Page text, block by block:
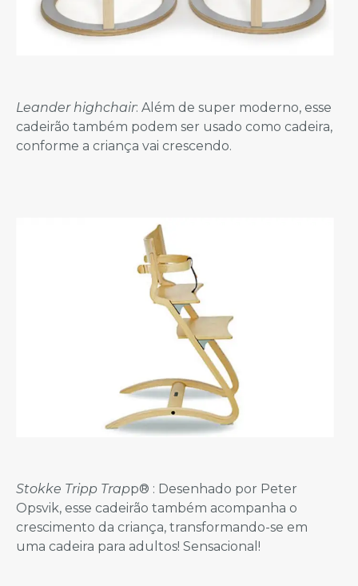
Leander highchair: Além de super moderno, esse
cadeirão também podem ser usado como cadeira,
conforme a criança vai crescendo.
Stokke Tripp Trapp® : Desenhado por Peter
Opsvik, esse cadeirão também acompanha o
crescimento da criança, transformando-se em
uma cadeira para adultos! Sensacional!